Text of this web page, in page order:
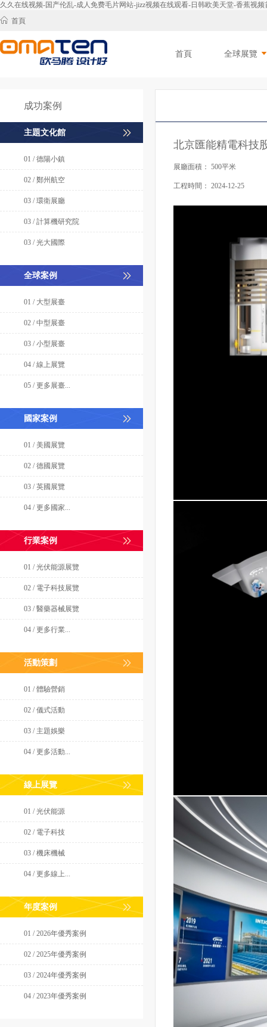
久久在线视频-国产伦乱-成人免费毛片网站-jizz视频在线观看-日韩欧美天堂-香蕉视
首頁
首頁 全球展覽
成功案例
主題文化館
01 / 德陽小鎮
02 / 鄭州航空
03 / 環衛展廳
03 / 計算機研究院
03 / 光大國際
全球案例
01 / 大型展臺
02 / 中型展臺
03 / 小型展臺
04 / 線上展覽
05 / 更多展臺...
國家案例
01 / 美國展覽
02 / 德國展覽
03 / 英國展覽
04 / 更多國家...
行業案例
01 / 光伏能源展覽
02 / 電子科技展覽
03 / 醫藥器械展覽
04 / 更多行業...
活動策劃
01 / 體驗營銷
02 / 儀式活動
03 / 主題娛樂
04 / 更多活動...
線上展覽
01 / 光伏能源
02 / 電子科技
03 / 機床機械
04 / 更多線上...
年度案例
01 / 2026年優秀案例
02 / 2025年優秀案例
03 / 2024年優秀案例
04 / 2023年優秀案例
北京匯能精電科技
展廳面積： 500平米
工程時間： 2024-12-25